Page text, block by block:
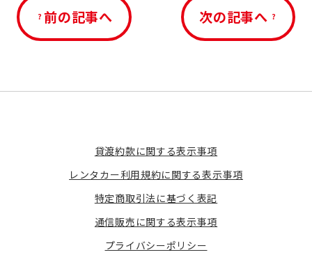
前の記事へ 次の記事へ
貸渡約款に関する表示事項
レンタカー利用規約に関する表示事項
特定商取引法に基づく表記
通信販売に関する表示事項
プライバシーポリシー